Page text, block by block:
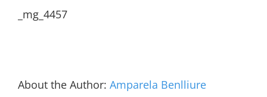
_mg_4457
About the Author: Amparela Benlliure